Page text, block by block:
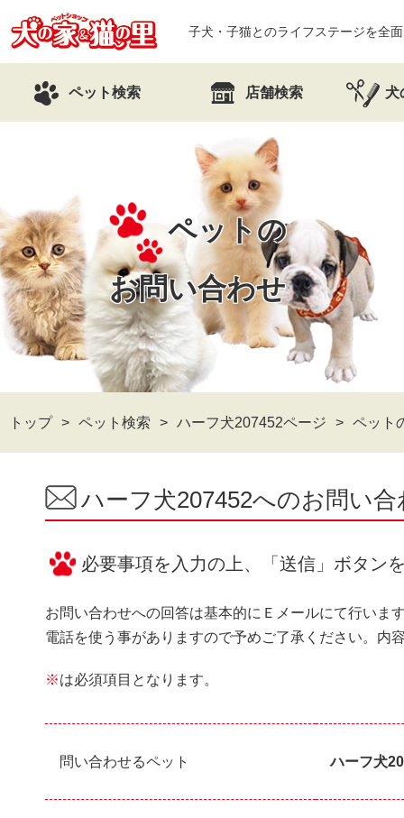
子犬・子猫とのライフステージを全
ペット検索 店舗検索 犬
ペットの
お問い合わせ
トップ ペット検索 ハーフ犬207452ページ ペット
ハーフ犬207452へのお問い
必要事項を入力の上、「送信」ボタン
お問い合わせへの回答は基本的にＥメールにて行いま
電話を使う事がありますので予めご了承ください。内
※は必須項目となります。
問い合わせるペット ハーフ犬